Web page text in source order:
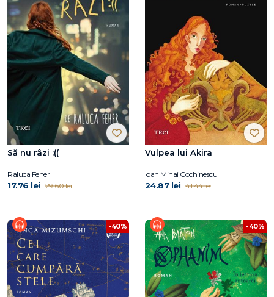
Să nu râzi :((
Raluca Feher
17.76 lei 29.60 lei
Vulpea lui Akira
Ioan Mihai Cochinescu
24.87 lei 41.44 lei
-40% -40%